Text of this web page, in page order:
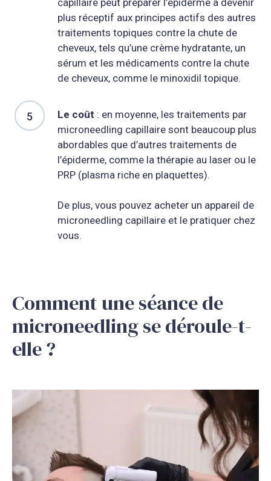
plus réceptif aux principes actifs des autres
traitements topiques contre la chute de
cheveux, tels qu’une crème hydratante, un
sérum et les médicaments contre la chute
de cheveux, comme le minoxidil topique.
Le coût : en moyenne, les traitements par
microneedling capillaire sont beaucoup plus
abordables que d’autres traitements de
l’épiderme, comme la thérapie au laser ou le
PRP (plasma riche en plaquettes).
De plus, vous pouvez acheter un appareil de
microneedling capillaire et le pratiquer chez
vous.
Comment une séance de
microneedling se déroule-t-
elle ?